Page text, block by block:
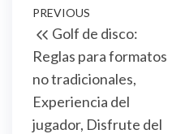
Post
navigation
Previous
Post
PREVIOUS
Golf de disco:
Reglas para formatos
no tradicionales,
Experiencia del
jugador, Disfrute del